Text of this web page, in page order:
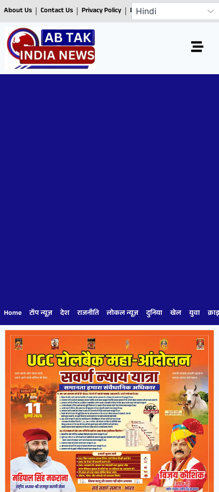
About Us Contact Us Privacy Policy Disclaimer
Home टॉप न्यूज़ देश राजनीति लोकल न्यूज़ दुनिया खेल युवा